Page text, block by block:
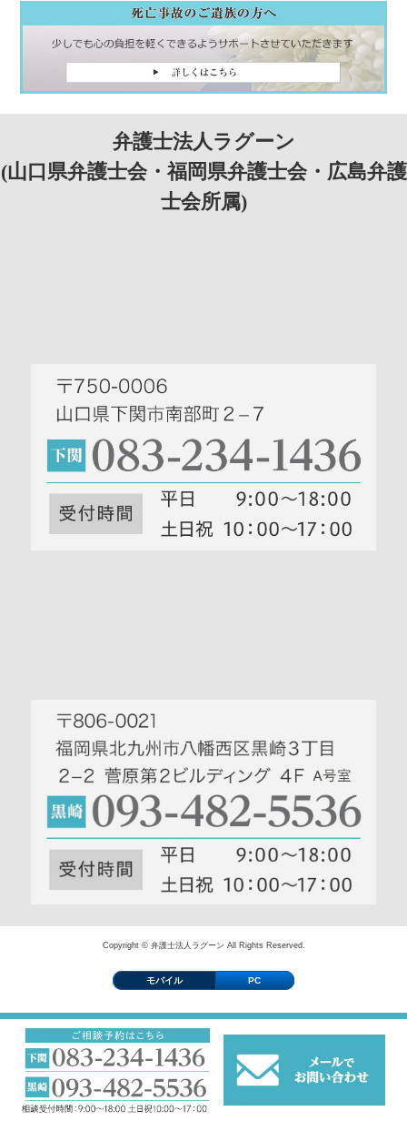
弁護士法人ラグーン
(山口県弁護士会・福岡県弁護士会・広島弁護
士会所属)
Copyright © 弁護士法人ラグーン All Rights Reserved.
モバイル PC